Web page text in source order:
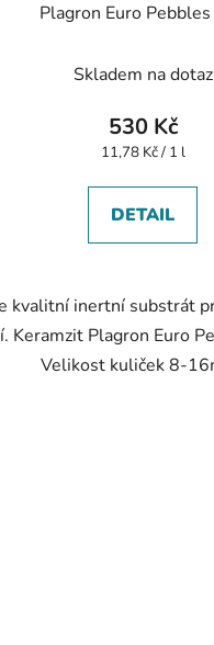
Plagron Euro
Skladem na dotaz
530 Kč
Měrná
11,78 Kč / 1 l
DETAIL
kvalitní inertní substrát
Keramzit Plagron Euro
Velikost kuliček 8-